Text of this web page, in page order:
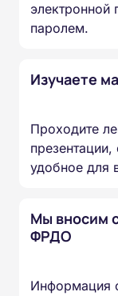
электронной
паролем.
Изучаете
Проходите
удобное для
Мы вносим
ФРДО
Информация